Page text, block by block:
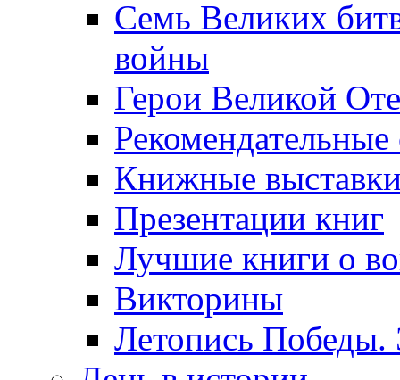
Семь Великих
войны
Герои Великой
Рекомендательные
Книжные
Презентации книг
Лучшие книги о
Викторины
Летопись Победы.